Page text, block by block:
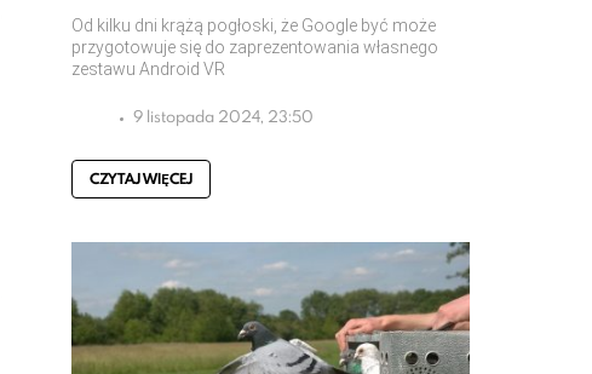
Od kilku dni krążą pogłoski, że Google być może
przygotowuje się do zaprezentowania własnego
zestawu Android VR
9 listopada 2024, 23:50
CZYTAJ WIĘCEJ